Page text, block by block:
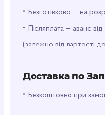
• Безготівково — на
•
Післяплата — аванс
(залежно від вартості
Доставка по
• Безкоштовно при
Компактність: Малий
склянки зручними для
невеликих порцій.
Прозорість: Дозволяє
презентацій.
Застосування